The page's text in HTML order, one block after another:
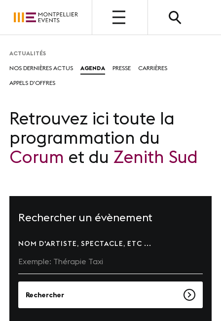
QUI SOMMES-NOUS ?
Présentation
Nos métiers
Nos valeurs
Nos équipes
NOUS CHOISIR
Notre destination
Nos références
Le Club
ACTUALITÉS
NOS DERNIÈRES ACTUS
AGENDA PRESSE
CARRIÈRES
APPELS D'OFFRES
Retrouvez ici toute la
programmation du
Corum et du Zenith Sud
Rechercher un évènement
NOM D'ARTISTE, SPECTACLE, ETC ...
Rechercher